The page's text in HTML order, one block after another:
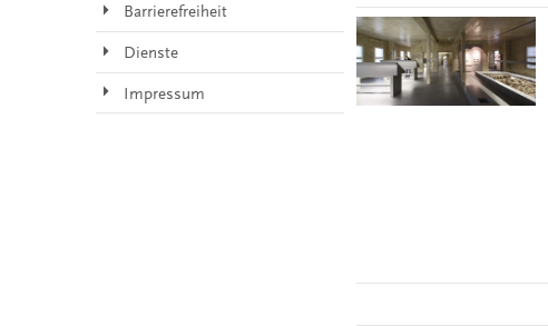
Barrierefreiheit
Dienste
Impressum